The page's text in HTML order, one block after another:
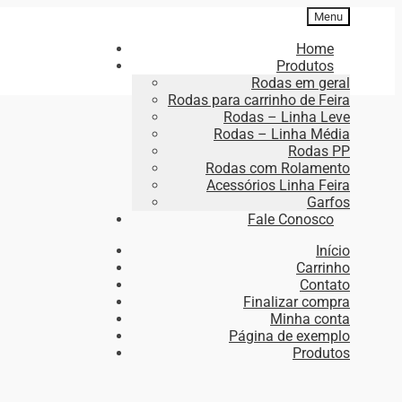
Menu
Home
Produtos
Rodas em geral
Rodas para carrinho de Feira
Rodas – Linha Leve
Rodas – Linha Média
Rodas PP
Rodas com Rolamento
Acessórios Linha Feira
Garfos
Fale Conosco
Início
Carrinho
Contato
Finalizar compra
Minha conta
Página de exemplo
Produtos